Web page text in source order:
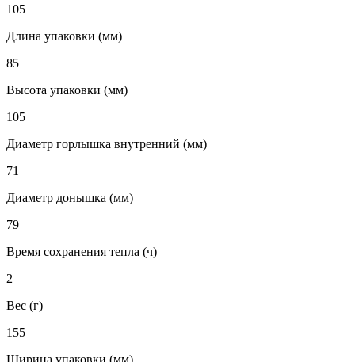
105
Длина упаковки (мм)
85
Высота упаковки (мм)
105
Диаметр горлышка внутренний (мм)
71
Диаметр донышка (мм)
79
Время сохранения тепла (ч)
2
Вес (г)
155
Ширина упаковки (мм)